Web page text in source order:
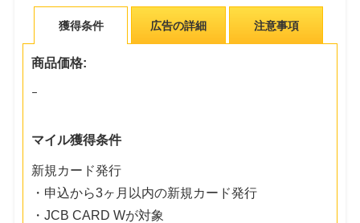
獲得条件 広告の詳細 注意事項
商品価格:
ｰ
マイル獲得条件
新規カード発行
・申込から3ヶ月以内の新規カード発行
・JCB CARD Wが対象